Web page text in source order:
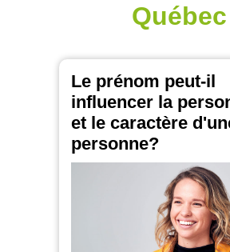
Québec
Le prénom peut-il
influencer la
et le caractère
personne?